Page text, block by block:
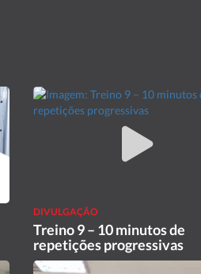
DIVULGAÇÃO
Treino 9 – 10 minutos de
repetições progressivas